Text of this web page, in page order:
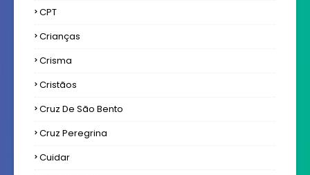
CPT
Crianças
Crisma
Cristãos
Cruz De São Bento
Cruz Peregrina
Cuidar